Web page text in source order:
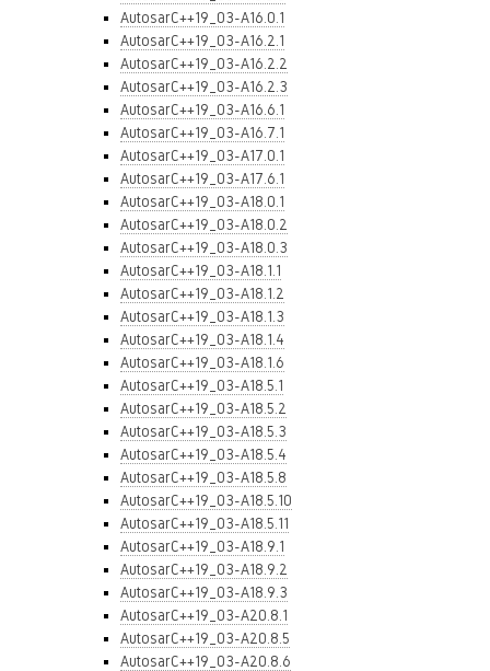
AutosarC++19_03-A16.0.1
AutosarC++19_03-A16.2.1
AutosarC++19_03-A16.2.2
AutosarC++19_03-A16.2.3
AutosarC++19_03-A16.6.1
AutosarC++19_03-A16.7.1
AutosarC++19_03-A17.0.1
AutosarC++19_03-A17.6.1
AutosarC++19_03-A18.0.1
AutosarC++19_03-A18.0.2
AutosarC++19_03-A18.0.3
AutosarC++19_03-A18.1.1
AutosarC++19_03-A18.1.2
AutosarC++19_03-A18.1.3
AutosarC++19_03-A18.1.4
AutosarC++19_03-A18.1.6
AutosarC++19_03-A18.5.1
AutosarC++19_03-A18.5.2
AutosarC++19_03-A18.5.3
AutosarC++19_03-A18.5.4
AutosarC++19_03-A18.5.8
AutosarC++19_03-A18.5.10
AutosarC++19_03-A18.5.11
AutosarC++19_03-A18.9.1
AutosarC++19_03-A18.9.2
AutosarC++19_03-A18.9.3
AutosarC++19_03-A20.8.1
AutosarC++19_03-A20.8.5
AutosarC++19_03-A20.8.6